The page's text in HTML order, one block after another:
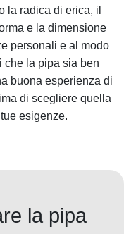
la radica di erica, il
e la dimensione
personali e al modo
che la pipa sia ben
buona esperienza di
di scegliere quella
esigenze.
la pipa